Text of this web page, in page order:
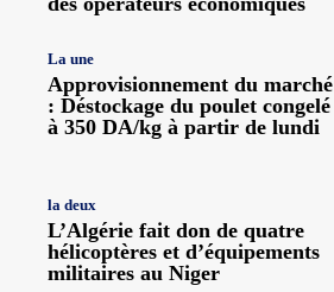
La une
Approvisionnement du marché
: Déstockage du poulet congelé
à 350 DA/kg à partir de lundi
la deux
L’Algérie fait don de quatre
hélicoptères et d’équipements
militaires au Niger